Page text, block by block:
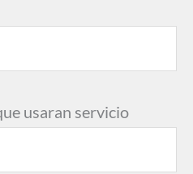
usaran servicio